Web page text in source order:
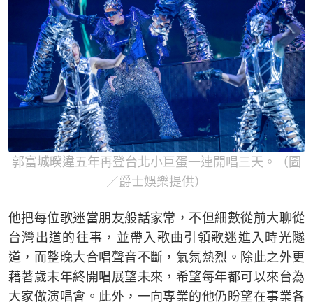
郭富城暌違五年再登台北小巨蛋一連開唱三天。（圖
／爵士娛樂提供）
他把每位歌迷當朋友般話家常，不但細數從前大聊從
台灣出道的往事，並帶入歌曲引領歌迷進入時光隧
道，而整晚大合唱聲音不斷，氣氛熱烈。除此之外更
藉著歲末年終開唱展望未來，希望每年都可以來台為
大家做演唱會。此外，一向專業的他仍盼望在事業各